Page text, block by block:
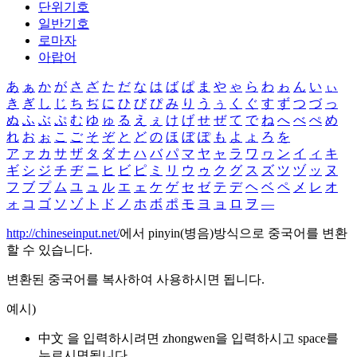
단위기호
일반기호
로마자
아랍어
あ ぁ か が さ ざ た だ な は ば ぱ ま や ゃ ら わ ゎ ん い ぃ
き ぎ し じ ち ぢ に ひ び ぴ み り う ぅ く ぐ す ず つ づ っ
ぬ ふ ぶ ぷ む ゆ ゅ る え ぇ け げ せ ぜ て で ね へ べ ぺ め
れ お ぉ こ ご そ ぞ と ど の ほ ぼ ぽ も よ ょ ろ を
ア ァ カ サ ザ タ ダ ナ ハ バ パ マ ヤ ャ ラ ワ ヮ ン イ ィ キ
ギ シ ジ チ ヂ ニ ヒ ビ ピ ミ リ ウ ゥ ク グ ス ズ ツ ヅ ッ ヌ
フ ブ プ ム ユ ュ ル エ ェ ケ ゲ セ ゼ テ デ ヘ ベ ペ メ レ オ
ォ コ ゴ ソ ゾ ト ド ノ ホ ボ ポ モ ヨ ョ ロ ヲ ―
http://chineseinput.net/에서 pinyin(병음)방식으로 중국어를 변환
할 수 있습니다.
변환된 중국어를 복사하여 사용하시면 됩니다.
예시)
中文 을 입력하시려면 zhongwen을 입력하시고 space를